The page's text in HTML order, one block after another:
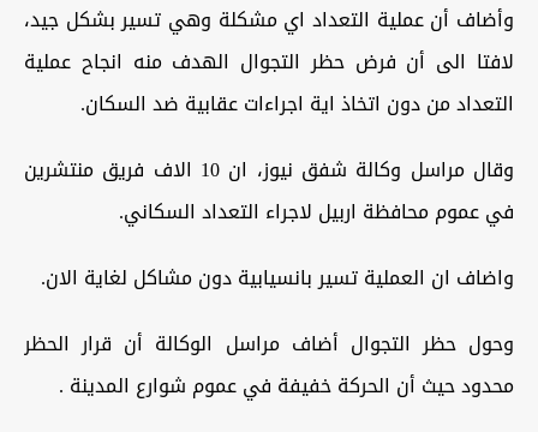
وأضاف أن عملية التعداد اي مشكلة وهي تسير بشكل جيد،
لافتا الى أن فرض حظر التجوال الهدف منه انجاح عملية
التعداد من دون اتخاذ اية اجراءات عقابية ضد السكان.
وقال مراسل وكالة شفق نيوز، ان 10 الاف فريق منتشرين
في عموم محافظة اربيل لاجراء التعداد السكاني.
واضاف ان العملية تسير بانسيابية دون مشاكل لغاية الان.
وحول حظر التجوال أضاف مراسل الوكالة أن قرار الحظر
محدود حيث أن الحركة خفيفة في عموم شوارع المدينة .